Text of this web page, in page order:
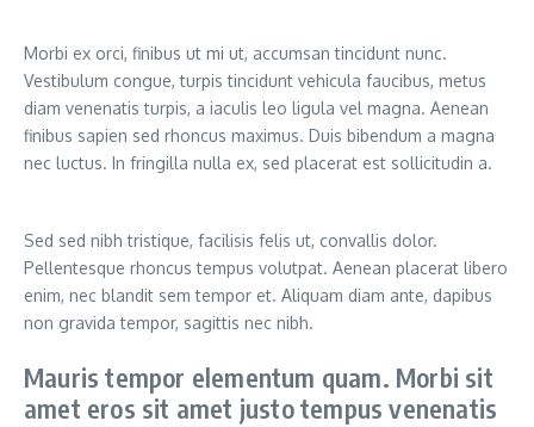
Morbi ex orci, finibus ut mi ut, accumsan tincidunt nunc.
Vestibulum congue, turpis tincidunt vehicula faucibus, metus
diam venenatis turpis, a iaculis leo ligula vel magna. Aenean
finibus sapien sed rhoncus maximus. Duis bibendum a magna
nec luctus. In fringilla nulla ex, sed placerat est sollicitudin a.
Sed sed nibh tristique, facilisis felis ut, convallis dolor.
Pellentesque rhoncus tempus volutpat. Aenean placerat libero
enim, nec blandit sem tempor et. Aliquam diam ante, dapibus
non gravida tempor, sagittis nec nibh.
Mauris tempor elementum quam. Morbi sit
amet eros sit amet justo tempus venenatis